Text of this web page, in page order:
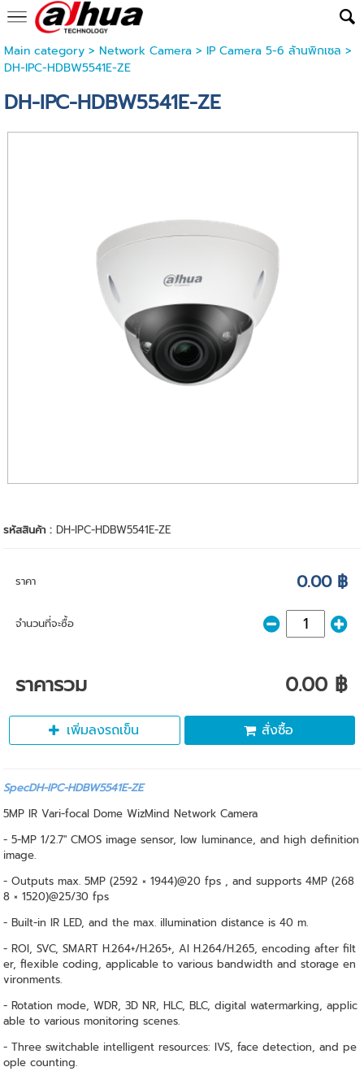
Main category> Network Camera> IP Camera 5-6 ล้านพิกเซล >
DH-IPC-HDBW5541E-ZE
DH-IPC-HDBW5541E-ZE
รหัสสินค้า :DH-IPC-HDBW5541E-ZE
ราคา 0.00 ฿
จำนวนที่จะซื้อ
ราคารวม 0.00 ฿
เพิ่มลงรถเข็น สั่งซื้อ
SpecDH-IPC-HDBW5541E-ZE
5MP IR Vari-focal Dome WizMind Network Camera
- 5-MP 1/2.7" CMOS image sensor, low luminance, and high definition
image.
- Outputs max. 5MP (2592 × 1944)@20 fps , and supports 4MP (268
8 × 1520)@25/30 fps
- Built-in IR LED, and the max. illumination distance is 40 m.
- ROI, SVC, SMART H.264+/H.265+, AI H.264/H.265, encoding after filt
er, flexible coding, applicable to various bandwidth and storage en
vironments.
- Rotation mode, WDR, 3D NR, HLC, BLC, digital watermarking, applic
able to various monitoring scenes.
- Three switchable intelligent resources: IVS, face detection, and pe
ople counting.